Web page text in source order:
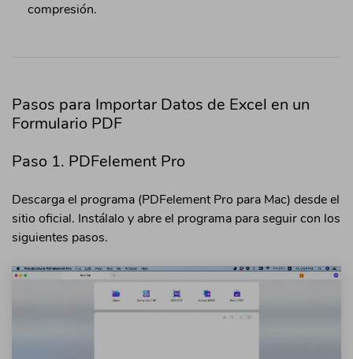
compresión.
Pasos para Importar Datos de Excel en un
Formulario PDF
Paso 1. PDFelement Pro
Descarga el programa (PDFelement Pro para Mac) desde el
sitio oficial. Instálalo y abre el programa para seguir con los
siguientes pasos.